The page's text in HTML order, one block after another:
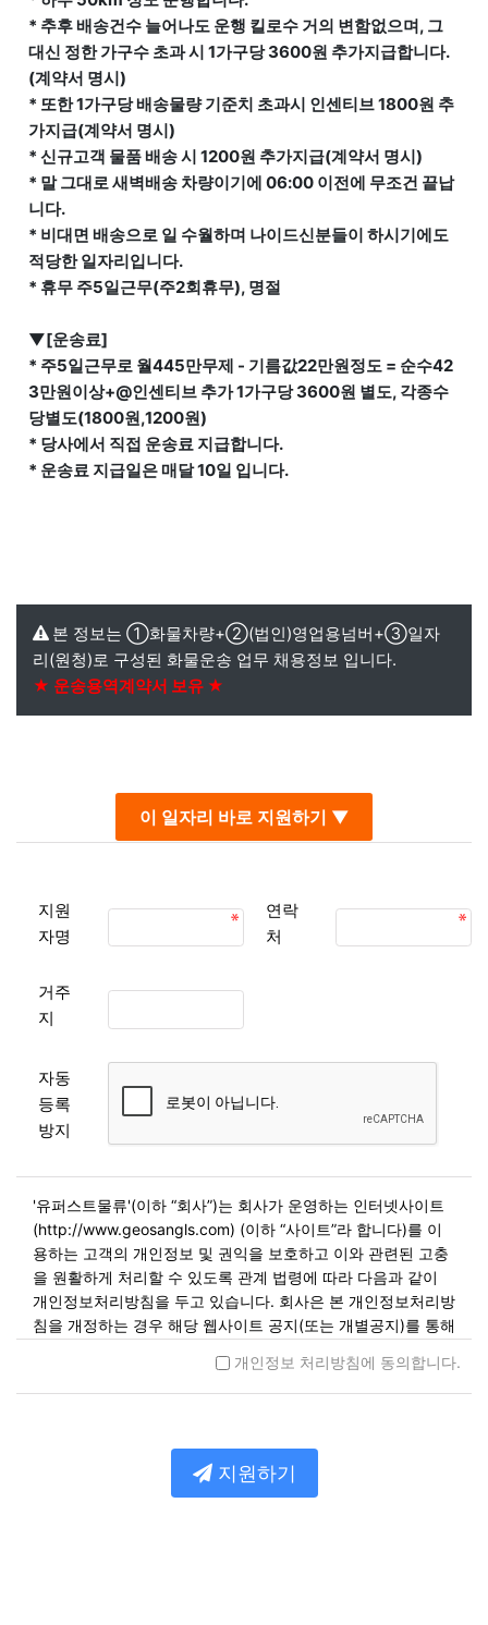
* 추후 배송건수 늘어나도 운행 킬로수 거의 변함없으며, 그
대신 정한 가구수 초과 시 1가구당 3600원 추가지급합니다.
(계약서 명시)
* 또한 1가구당 배송물량 기준치 초과시 인센티브 1800원 추
가지급(계약서 명시)
* 신규고객 물품 배송 시 1200원 추가지급(계약서 명시)
* 말 그대로 새벽배송 차량이기에 06:00 이전에 무조건 끝납
니다.
* 비대면 배송으로 일 수월하며 나이드신분들이 하시기에도
적당한 일자리입니다.
* 휴무 주5일근무(주2회휴무), 명절
▼[운송료]
* 주5일근무로 월445만무제 - 기름값22만원정도 = 순수42
3만원이상+@인센티브 추가 1가구당 3600원 별도, 각종수
당별도(1800원,1200원)
* 당사에서 직접 운송료 지급합니다.
* 운송료 지급일은 매달 10일 입니다.
본 정보는 ①화물차량+②(법인)영업용넘버+③일자
리(원청)로 구성된 화물운송 업무 채용정보 입니다.
★ 운송용역계약서 보유 ★
이 일자리 바로 지원하기 ▼
지원
자명
연락
처
거주
지
자동
등록
방지
'유퍼스트물류'(이하 “회사”)는 회사가 운영하는 인터넷사이트
(http://www.geosangls.com) (이하 “사이트”라 합니다)를 이
용하는 고객의 개인정보 및 권익을 보호하고 이와 관련된 고충
을 원활하게 처리할 수 있도록 관계 법령에 따라 다음과 같이
개인정보처리방침을 두고 있습니다. 회사은 본 개인정보처리방
침을 개정하는 경우 해당 웹사이트 공지(또는 개별공지)를 통해
제1조. 개인정보의 수집 및 이용목적
한 개인정보는 다음의 목적 이외의 용도로는 사용되지 않으며
이용 목적이 변경될 시에는 사전동의를 구할 예정입니다.
개인정보 처리방침에 동의합니다.
지원하기